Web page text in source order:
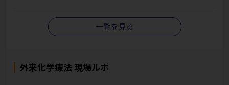
一覧を見る
外来化学療法 現場ルポ